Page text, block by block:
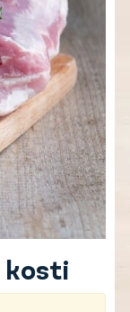
kosti